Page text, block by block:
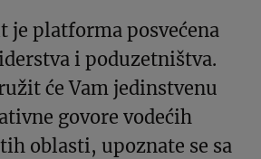
je platforma posvećena
i poduzetništva.
će Vam jedinstvenu
govore vodećih
oblasti, upoznate se sa